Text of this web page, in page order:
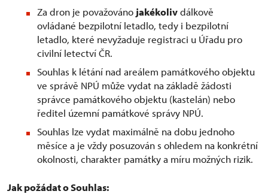
Za dron je považováno jakékolivdálkově
ovládané bezpilotní letadlo, tedy i bezpilotní
letadlo, které nevyžaduje registraci u Úřadu pro
civilní letectví ČR.
Souhlas k létání nad areálem památkového objektu
ve správě NPÚ může vydat na základě žádosti
správce památkového objektu (kastelán) nebo
ředitel územní památkové správy NPÚ.
Souhlas lze vydat maximálně na dobu jednoho
měsíce a je vždy posuzován s ohledem na konkrétní
okolnosti, charakter památky a míru možných rizik.
Jak požádat o Souhlas: